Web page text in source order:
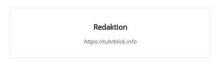
Redaktion
https://ruhrblick.info